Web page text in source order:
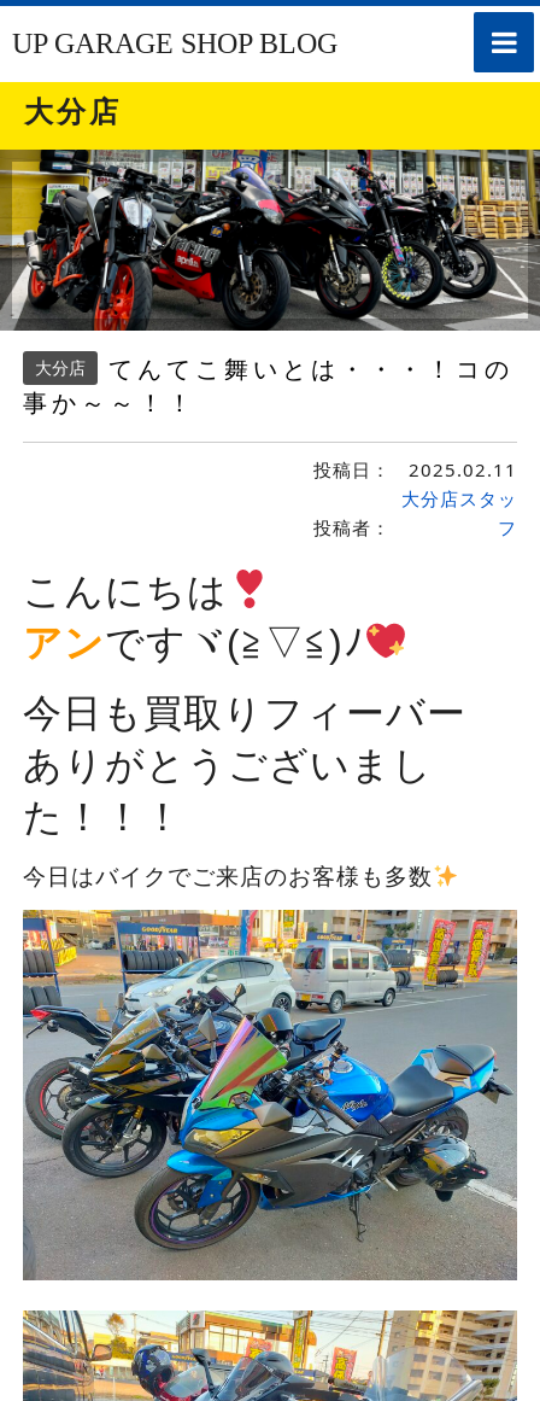
toggle
UP GARAGE SHOP BLOG
大分店
大分店
てんてこ舞いとは・・・！コの
事か～～！！
投稿日： 2025.02.11
投稿者：
大分店スタッ
フ
こんにちは
アンですヾ(≧▽≦)ﾉ
今日も買取りフィーバー
ありがとうございまし
た！！！
今日はバイクでご来店のお客様も多数